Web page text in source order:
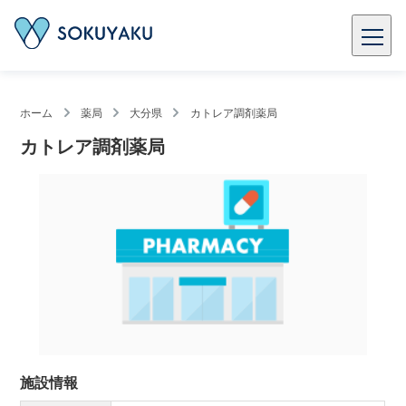
ホーム 薬局 大分県 カトレア調剤薬局
カトレア調剤薬局
施設情報